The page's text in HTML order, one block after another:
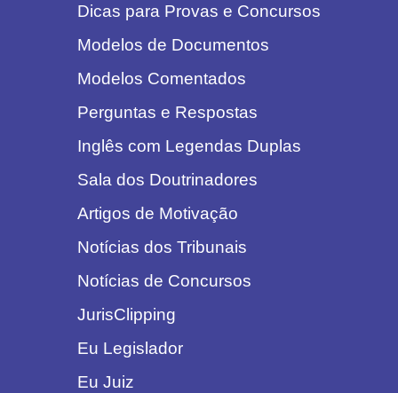
Dicas para Provas e Concursos
Modelos de Documentos
Modelos Comentados
Perguntas e Respostas
Inglês com Legendas Duplas
Sala dos Doutrinadores
Artigos de Motivação
Notícias dos Tribunais
Notícias de Concursos
JurisClipping
Eu Legislador
Eu Juiz